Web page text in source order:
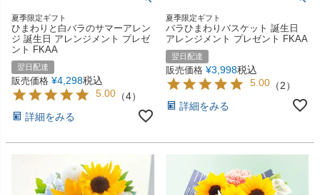
夏季限定ギフト
ひまわりと白バラのサマーアレン
ジ 誕生日 アレンジメント プレゼ
ント FKAA
翌日配達
販売価格 ¥4,298税込
5.00 （4）
詳細をみる
夏季限定ギフト
バラひまわりバスケット 誕生日
アレンジメント プレゼント FKAA
翌日配達
販売価格 ¥3,998税込
5.00 （2）
詳細をみる